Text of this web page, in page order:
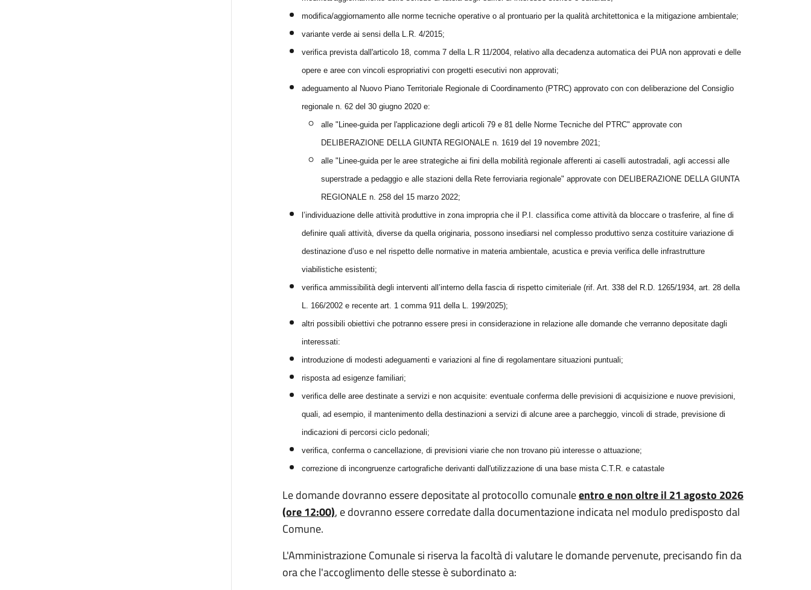
modifica/aggiornamento alle norme tecniche operative o al prontuario per la qualità architettonica e la mitigazione ambientale;
variante verde ai sensi della L.R. 4/2015;
verifica prevista dall'articolo 18, comma 7 della L.R 11/2004, relativo alla decadenza automatica dei PUA non approvati e delle
opere e aree con vincoli espropriativi con progetti esecutivi non approvati;
adeguamento al Nuovo Piano Territoriale Regionale di Coordinamento (PTRC) approvato con con deliberazione del Consiglio
regionale n. 62 del 30 giugno 2020 e:
alle "Linee-guida per l'applicazione degli articoli 79 e 81 delle Norme Tecniche del PTRC" approvate con
DELIBERAZIONE DELLA GIUNTA REGIONALE n. 1619 del 19 novembre 2021;
alle "Linee-guida per le aree strategiche ai fini della mobilità regionale afferenti ai caselli autostradali, agli accessi alle
superstrade a pedaggio e alle stazioni della Rete ferroviaria regionale" approvate con DELIBERAZIONE DELLA GIUNTA
REGIONALE n. 258 del 15 marzo 2022;
l’individuazione delle attività produttive in zona impropria che il P.I. classifica come attività da bloccare o trasferire, al fine di
definire quali attività, diverse da quella originaria, possono insediarsi nel complesso produttivo senza costituire variazione di
destinazione d’uso e nel rispetto delle normative in materia ambientale, acustica e previa verifica delle infrastrutture
viabilistiche esistenti;
verifica ammissibilità degli interventi all’interno della fascia di rispetto cimiteriale (rif. Art. 338 del R.D. 1265/1934, art. 28 della
L. 166/2002 e recente art. 1 comma 911 della L. 199/2025);
altri possibili obiettivi che potranno essere presi in considerazione in relazione alle domande che verranno depositate dagli
interessati:
introduzione di modesti adeguamenti e variazioni al fine di regolamentare situazioni puntuali;
risposta ad esigenze familiari;
verifica delle aree destinate a servizi e non acquisite: eventuale conferma delle previsioni di acquisizione e nuove previsioni,
quali, ad esempio, il mantenimento della destinazioni a servizi di alcune aree a parcheggio, vincoli di strade, previsione di
indicazioni di percorsi ciclo pedonali;
verifica, conferma o cancellazione, di previsioni viarie che non trovano più interesse o attuazione;
correzione di incongruenze cartografiche derivanti dall'utilizzazione di una base mista C.T.R. e catastale
Le domande dovranno essere depositate al protocollo comunaleentro e non oltre il 21 agosto 2026
(ore 12:00), e dovranno essere corredate dalla documentazione indicata nel modulo predisposto dal
Comune.
L'Amministrazione Comunale si riserva la facoltà di valutare le domande pervenute, precisando fin da
ora che l'accoglimento delle stesse è subordinato a: